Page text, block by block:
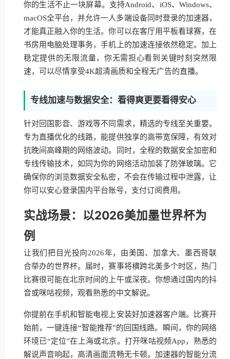
你的生活不止一块屏幕。支持Android、iOS、Windows、
macOS全平台，并允许一人多端设备同时登录的加速器，
才能真正融入你的生活。你可以在客厅用平板看球赛，在
书房用电脑处理事务，手机上的加速连接依然稳定。加上
稳定提供的无限流量，你无需担心看到关键时刻突然限
速，可以尽情享受4K超清画质和全程无广告的直播。
专线加速与数据安全：看得爽更要看得安心
针对回国影音、游戏等不同需求，精选的专线至关重要。
专为直播优化的线路，能提供独享的高带宽保障，有效对
抗晚间高峰期的网络波动。同时，全程的数据安全加密和
专线传输技术，如同为你的网络活动加装了防弹玻璃。它
确保你的浏览数据安全私密，不会在传输过程中泄露，让
你可以安心登录国内平台账号，支付订阅费用。
实战场景：以2026美加墨世界杯为
例
让我们把目光投向2026年，由美国、加拿大、墨西哥联
合举办的世界杯。届时，赛事将横跨北美多个时区，热门
比赛很可能在北京时间的上午或深夜。你想通过国内的抖
音或咪咕视频，观看熟悉的中文解说。
你提前在手机和智能电视上安装好加速器客户端。比赛开
始前，一键连接“智能推荐”的回国线路。瞬间，你的网络
环境已“定位”在上海或北京。打开咪咕视频App，熟悉的
解说声音响起，高清画面流畅无卡顿。加速器的智能分流